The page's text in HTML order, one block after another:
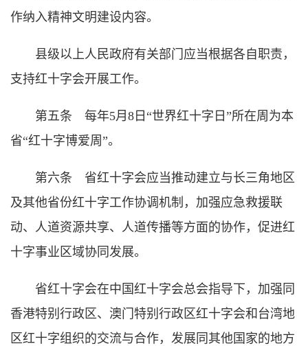
作纳入精神文明建设内容。
县级以上人民政府有关部门应当根据各自职责，
支持红十字会开展工作。
第五条 每年5月8日“世界红十字日”所在周为本
省“红十字博爱周”。
第六条 省红十字会应当推动建立与长三角地区
及其他省份红十字工作协调机制，加强应急救援联
动、人道资源共享、人道传播等方面的协作，促进红
十字事业区域协同发展。
省红十字会在中国红十字会总会指导下，加强同
香港特别行政区、澳门特别行政区红十字会和台湾地
区红十字组织的交流与合作，发展同其他国家的地方